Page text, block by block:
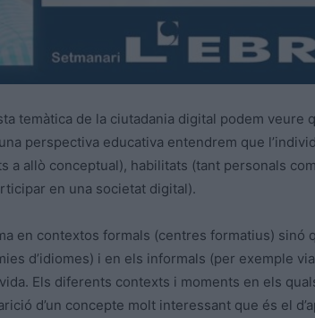
temàtica de la ciutadania digital podem veure
perspectiva educativa entendrem que
a allò conceptual), habilitats (tant personals
en una societat digital).
en contextos formals (centres formatius) sinó
d’idiomes) i en els informals (per exemple
Els diferents contexts i moments en els
d’un concepte molt interessant que és el